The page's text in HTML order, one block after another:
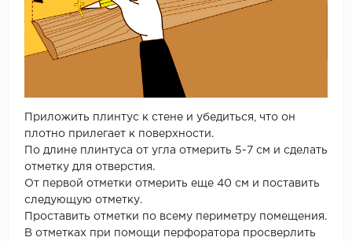
Приложить плинтус к стене и убедиться, что он
плотно прилегает к поверхности.
По длине плинтуса от угла отмерить 5-7 см и сделать
отметку для отверстия.
От первой отметки отмерить еще 40 см и поставить
следующую отметку.
Проставить отметки по всему периметру помещения.
В отметках при помощи перфоратора просверлить